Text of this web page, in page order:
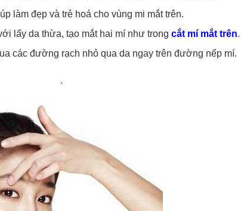
làm đẹp và trẻ hoá cho vùng mi mắt trên.
lấy da thừa, tạo mắt hai mí như trong cắt mí mắt trên.
các đường rạch nhỏ qua da ngay trên đường nếp mí.